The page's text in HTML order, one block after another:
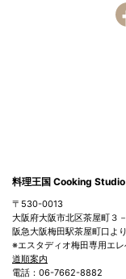
料理王国 Cooking Studio
〒530-0013
大阪府大阪市北区茶屋町３
阪急大阪梅田駅茶屋町口よ
※エスタディオ梅田専用エレ
道順案内
電話：06-7662-8882